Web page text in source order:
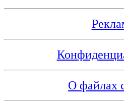
О файлах